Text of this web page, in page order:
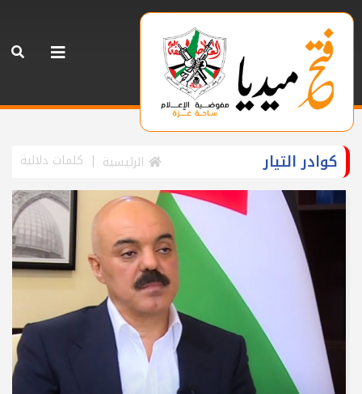
كوادر التيار الرئيسية كلمات دلالية